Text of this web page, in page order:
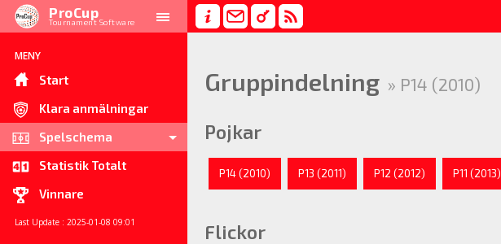
ProCup
Tournament Software
MENY
Start
Klara anmälningar
Spelschema
Statistik Totalt
Vinnare
Last Update : 2025-01-08 09:01
Gruppindelning » P14 (2010)
Pojkar
P14 (2010) P13 (2011) P12 (2012) P11 (2013)
Flickor